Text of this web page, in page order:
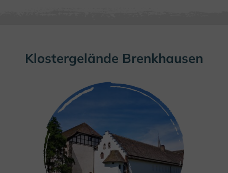
Klostergelände Brenkhausen